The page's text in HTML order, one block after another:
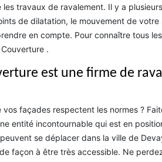
travaux de ravalement. Il y a
de dilatation, le mouvement de
en compte. Pour connaître tous
.
est une firme de
façades respectent les normes ?
entité incontournable qui est en
se déplacer dans la ville de
façon à être très accessible. Ne